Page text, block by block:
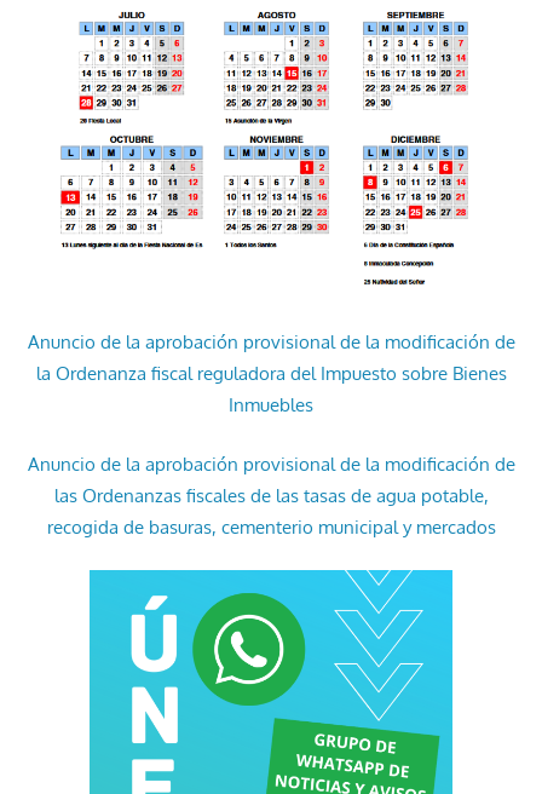
Anuncio de la aprobación provisional de la modificación de
la Ordenanza fiscal reguladora del Impuesto sobre Bienes
Inmuebles
Anuncio de la aprobación provisional de la modificación de
las Ordenanzas fiscales de las tasas de agua potable,
recogida de basuras, cementerio municipal y mercados